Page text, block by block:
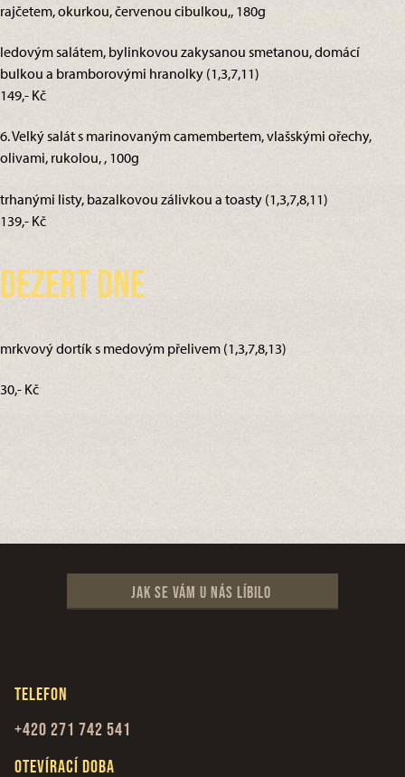
rajčetem, okurkou, červenou cibulkou,, 180g
ledovým salátem, bylinkovou zakysanou smetanou, domácí
bulkou a bramborovými hranolky (1,3,7,11)
149,- Kč
6. Velký salát s marinovaným camembertem, vlašskými ořechy,
olivami, rukolou, , 100g
trhanými listy, bazalkovou zálivkou a toasty (1,3,7,8,11)
139,- Kč
Dezert dne
mrkvový dortík s medovým přelivem (1,3,7,8,13)
30,- Kč
Jak se vám u nás líbilo
Telefon
+420 271 742 541
Otevírací doba